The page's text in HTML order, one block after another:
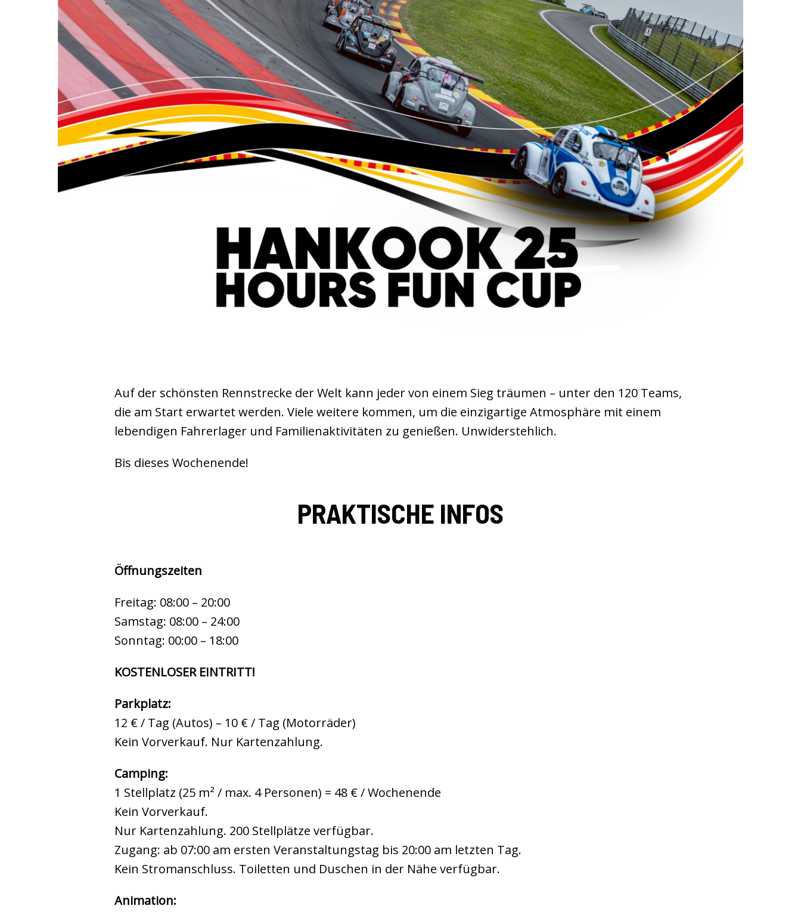
Auf der schönsten Rennstrecke der Welt kann jeder von einem Sieg träumen – unter den 120 Teams,
die am Start erwartet werden. Viele weitere kommen, um die einzigartige Atmosphäre mit einem
lebendigen Fahrerlager und Familienaktivitäten zu genießen. Unwiderstehlich.
Bis dieses Wochenende!
PRAKTISCHE INFOS
Öffnungszeiten
Freitag: 08:00 – 20:00
Samstag: 08:00 – 24:00
Sonntag: 00:00 – 18:00
KOSTENLOSER EINTRITT!
Parkplatz:
12 € / Tag (Autos) – 10 € / Tag (Motorräder)
Kein Vorverkauf. Nur Kartenzahlung.
Camping:
1 Stellplatz (25 m² / max. 4 Personen) = 48 € / Wochenende
Kein Vorverkauf.
Nur Kartenzahlung. 200 Stellplätze verfügbar.
Zugang: ab 07:00 am ersten Veranstaltungstag bis 20:00 am letzten Tag.
Kein Stromanschluss. Toiletten und Duschen in der Nähe verfügbar.
Animation: